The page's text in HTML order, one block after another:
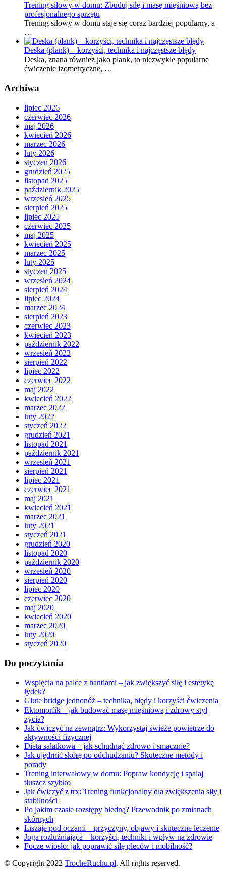
Trening siłowy w domu: Zbuduj siłę i masę mięśniową bez
profesjonalnego sprzętu
Trening siłowy w domu staje się coraz bardziej popularny, a
…
Deska (plank) – korzyści, technika i najczęstsze błędy
Deska, znana również jako plank, to niezwykle popularne
ćwiczenie izometryczne, …
Archiwa
lipiec 2026
czerwiec 2026
maj 2026
kwiecień 2026
marzec 2026
luty 2026
styczeń 2026
grudzień 2025
listopad 2025
październik 2025
wrzesień 2025
sierpień 2025
lipiec 2025
czerwiec 2025
maj 2025
kwiecień 2025
marzec 2025
luty 2025
styczeń 2025
wrzesień 2024
sierpień 2024
lipiec 2024
marzec 2024
sierpień 2023
czerwiec 2023
kwiecień 2023
październik 2022
wrzesień 2022
sierpień 2022
lipiec 2022
czerwiec 2022
maj 2022
kwiecień 2022
marzec 2022
luty 2022
styczeń 2022
grudzień 2021
listopad 2021
październik 2021
wrzesień 2021
sierpień 2021
lipiec 2021
czerwiec 2021
maj 2021
kwiecień 2021
marzec 2021
luty 2021
styczeń 2021
grudzień 2020
listopad 2020
październik 2020
wrzesień 2020
sierpień 2020
lipiec 2020
czerwiec 2020
maj 2020
kwiecień 2020
marzec 2020
luty 2020
styczeń 2020
Do poczytania
Wspięcia na palce z hantlami – jak zwiększyć siłę i estetykę
łydek?
Glute bridge jednonóż – technika, błędy i korzyści ćwiczenia
Ektomorfik – jak budować masę mięśniową i zdrowy styl
życia?
Jak ćwiczyć na zewnątrz: Wykorzystaj świeże powietrze do
aktywności fizycznej
Dieta sałatkowa – jak schudnąć zdrowo i smacznie?
Jak ujędrnić skórę po odchudzaniu? Skuteczne metody i
porady
Trening interwałowy w domu: Popraw kondycję i spalaj
tłuszcz szybko
Jak ćwiczyć z trx: Trening funkcjonalny dla zwiększenia siły i
stabilności
Po jakim czasie rozstępy bledną? Przewodnik po zmianach
skórnych
Liszaje pod oczami – przyczyny, objawy i skuteczne leczenie
Joga rozluźniająca – korzyści, techniki i wpływ na zdrowie
Focze wiosło: jak poprawić siłę pleców i mobilność?
© Copyright 2022 TrocheRuchu.pl. All rights reserved.